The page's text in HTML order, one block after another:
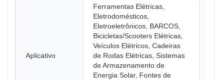
Aplicativo
Ferramentas Elétricas,
Eletrodomésticos,
Eletroeletrônicos, BARCOS,
Bicicletas/Scooters Elétricas,
Veículos Elétricos, Cadeiras
de Rodas Elétricas, Sistemas
de Armazenamento de
Energia Solar, Fontes de